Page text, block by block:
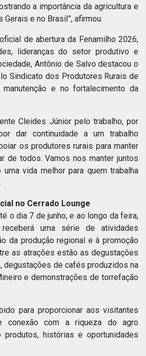
a importância da agricultura e
Gerais e no Brasil”, afirmou.
de abertura da Fenamilho 2026,
lideranças do setor produtivo e
Antônio de Salvo destacou o
Sindicato dos Produtores Rurais de
e no fortalecimento da
Cleides Júnior pelo trabalho, por
dar continuidade a um trabalho
os produtores rurais para manter
de todos. Vamos nos manter juntos
uma vida melhor para quem trabalha
no Cerrado Lounge
o dia 7 de junho, e ao longo da feira,
uma série de atividades
da produção regional e à promoção
as atrações estão as degustações
degustações de cafés produzidos na
e demonstrações de torrefação
para proporcionar aos visitantes
conexão com a riqueza do agro
produtos, histórias e oportunidades